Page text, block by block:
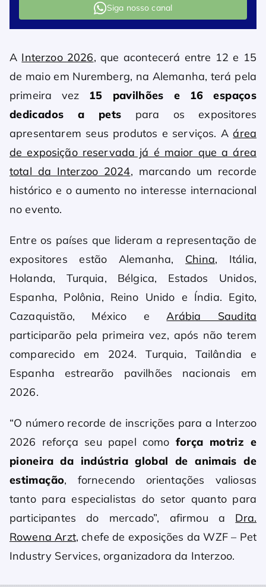
Siga nosso canal
A Interzoo 2026, que acontecerá entre 12 e 15
de maio em Nuremberg, na Alemanha, terá pela
primeira vez 15 pavilhões e 16 espaços
dedicados a pets para os expositores
apresentarem seus produtos e serviços. Aárea
de exposição reservada já é maior que a área
total da Interzoo 2024, marcando um recorde
histórico e o aumento no interesse internacional
no evento.
Entre os países que lideram a representação de
expositores estão Alemanha, China, Itália,
Holanda, Turquia, Bélgica, Estados Unidos,
Espanha, Polônia, Reino Unido e Índia. Egito,
Cazaquistão, México eArábia Saudita
participarão pela primeira vez, após não terem
comparecido em 2024. Turquia, Tailândia e
Espanha estrearão pavilhões nacionais em
2026.
“O número recorde de inscrições para a Interzoo
2026 reforça seu papel como força motriz e
pioneira da indústria global de animais de
estimação, fornecendo orientações valiosas
tanto para especialistas do setor quanto para
participantes do mercado”, afirmou a Dra.
Rowena Arzt, chefe de exposições da WZF – Pet
Industry Services, organizadora da Interzoo.